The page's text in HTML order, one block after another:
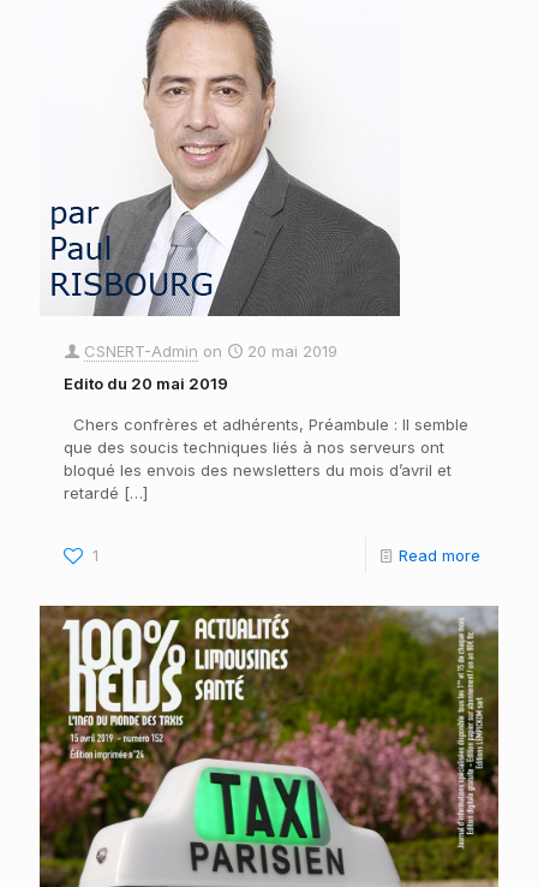
CSNERT-Admin on
20 mai 2019
Edito du 20 mai 2019
Chers confrères et adhérents, Préambule : Il semble
que des soucis techniques liés à nos serveurs ont
bloqué les envois des newsletters du mois d’avril et
retardé […]
1 Read more